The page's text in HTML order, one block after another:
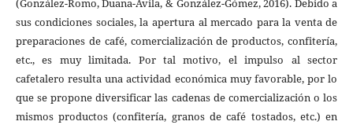
(González-Romo, Duana-Ávila, & González-Gómez, 2016). Debido a
sus condiciones sociales, la apertura al mercado para la venta de
preparaciones de café, comercialización de productos, confitería,
etc., es muy limitada. Por tal motivo, el impulso al sector
cafetalero resulta una actividad económica muy favorable, por lo
que se propone diversificar las cadenas de comercialización o los
mismos productos (confitería, granos de café tostados, etc.) en